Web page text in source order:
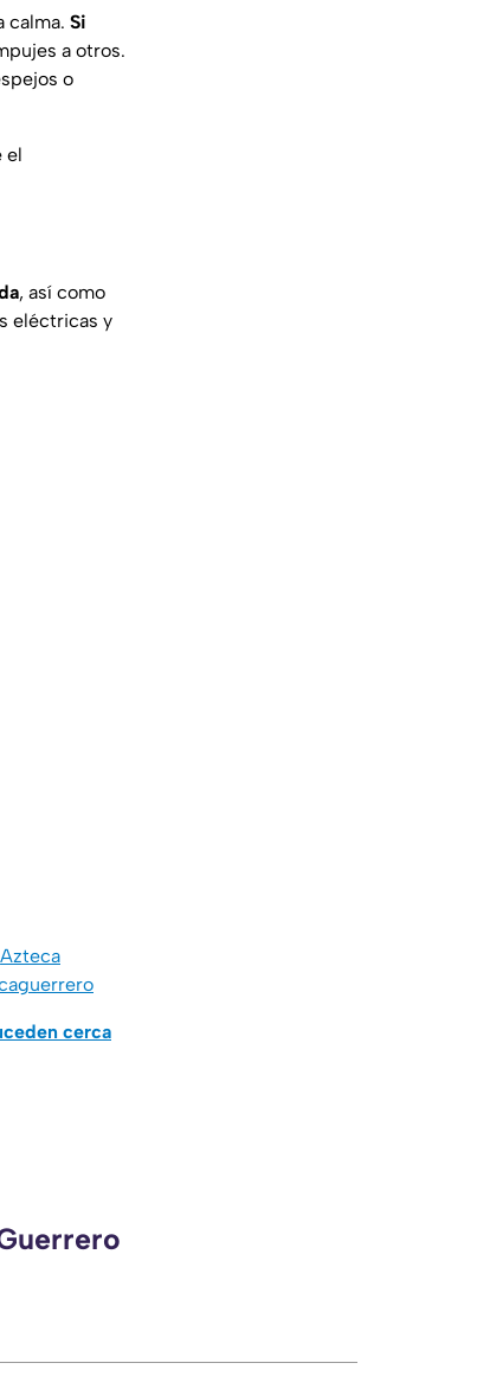
calma. Si
a otros.
o
el
, así como
eléctricas y
Azteca
cerca